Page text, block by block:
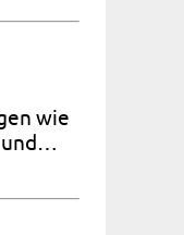
wie
und…